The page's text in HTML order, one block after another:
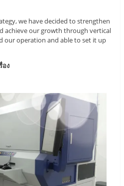
we have decided to strengthen
achieve our growth through vertical
our operation and able to set it up
อง